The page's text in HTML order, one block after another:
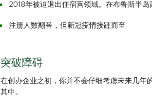
2018年被迫退出住宿营领域。在布鲁斯半
注册人数翻番，但新冠疫情接踵而至
突破障碍
在创办企业之初，你并不会仔细考虑未来几年
其中。